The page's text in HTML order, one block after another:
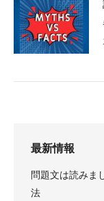
最新情報
問題文は読みま
法